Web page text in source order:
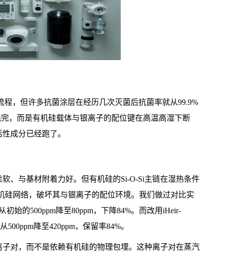
，但许多抗菌涂层在经历几次灭菌后抗菌率就从99.9%
，而是有机硅载体与银离子的配位键在高温高湿下断
成分已经跑了。
、与基材附着力好。但有机硅的Si-O-Si主链在湿热条件
网络，破坏其与银离子的配位环境。我们做过对比实
始的500ppm降至80ppm，下降84%。而改用iHeir-
降至420ppm，保留率84%。
对，而不是依赖有机硅的物理包埋。这种离子对在蒸汽